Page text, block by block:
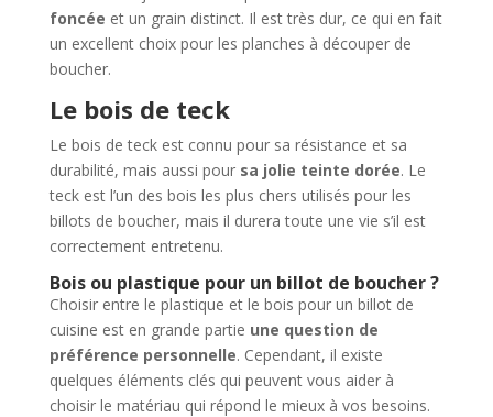
foncée et un grain distinct. Il est très dur, ce qui en fait
un excellent choix pour les planches à découper de
boucher.
Le bois de teck
Le bois de teck est connu pour sa résistance et sa
durabilité, mais aussi pour sa jolie teinte dorée. Le
teck est l’un des bois les plus chers utilisés pour les
billots de boucher, mais il durera toute une vie s’il est
correctement entretenu.
Bois ou plastique pour un billot de boucher ?
Choisir entre le plastique et le bois pour un billot de
cuisine est en grande partie une question de
préférence personnelle. Cependant, il existe
quelques éléments clés qui peuvent vous aider à
choisir le matériau qui répond le mieux à vos besoins.